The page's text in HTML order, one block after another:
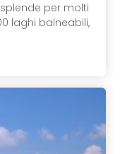
per molti
laghi balneabili,